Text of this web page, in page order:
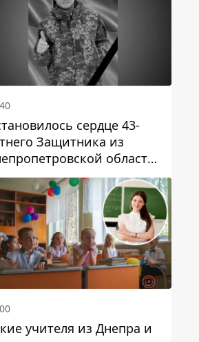
сердце 43-
Защитника из
области
Зинченко
учителя из Днепра и